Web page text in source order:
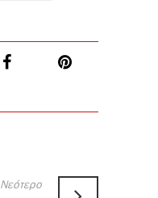
Νεότερο